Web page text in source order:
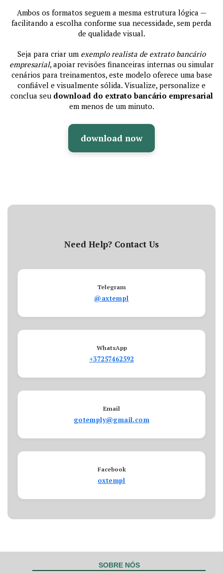
Ambos os formatos seguem a mesma estrutura lógica —
facilitando a escolha conforme sua necessidade, sem perda
de qualidade visual.
Seja para criar um exemplo realista de extrato bancário
empresarial, apoiar revisões financeiras internas ou simular
cenários para treinamentos, este modelo oferece uma base
confiável e visualmente sólida. Visualize, personalize e
conclua seu download do extrato bancário empresarial
em menos de um minuto.
download now
Need Help? Contact Us
Telegram
@axtempl
WhatsApp
+37257462592
Email
gotemply@gmail.com
Facebook
oxtempl
SOBRE NÓS